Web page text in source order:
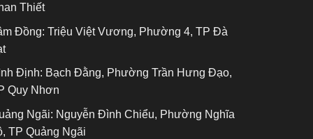
Thiết
Đồng: Triệu Việt Vương, Phường 4, TP Đà
Định: Bạch Đằng, Phường Trần Hưng Đạo,
Quy Nhơn
Ngãi: Nguyễn Đình Chiểu, Phường Nghĩa
TP Quảng Ngãi